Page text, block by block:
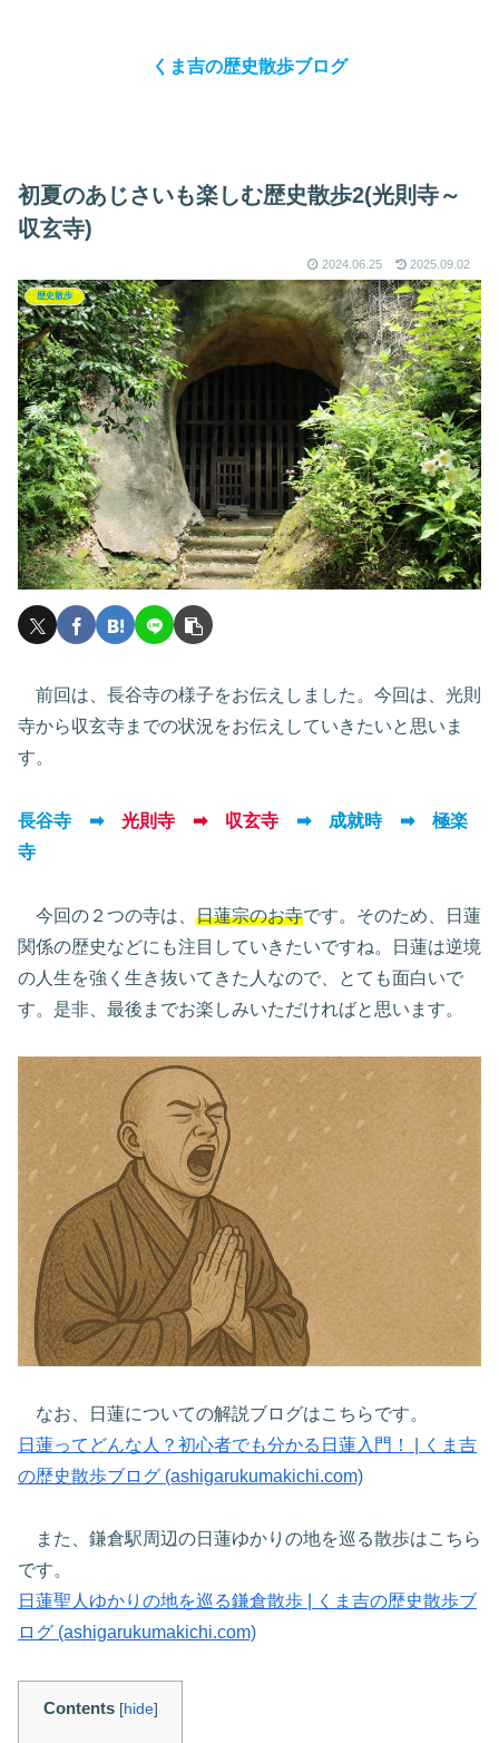
くま吉の歴史散歩ブログ
初夏のあじさいも楽しむ歴史散歩2(光則寺～
収玄寺)
2024.06.25 2025.09.02
歴史散歩
前回は、長谷寺の様子をお伝えしました。今回は、光則
寺から収玄寺までの状況をお伝えしていきたいと思いま
す。
長谷寺 ➡ 光則寺 ➡ 収玄寺 ➡ 成就時 ➡ 極楽
寺
今回の２つの寺は、 日蓮宗のお寺です。そのため、日蓮
関係の歴史などにも注目していきたいですね。日蓮は逆境
の人生を強く生き抜いてきた人なので、とても面白いで
す。是非、最後までお楽しみいただければと思います。
なお、日蓮についての解説ブログはこちらです。
日蓮ってどんな人？初心者でも分かる日蓮入門！ | くま吉
の歴史散歩ブログ (ashigarukumakichi.com)
また、鎌倉駅周辺の日蓮ゆかりの地を巡る散歩はこちら
です。
日蓮聖人ゆかりの地を巡る鎌倉散歩 | くま吉の歴史散歩ブ
ログ (ashigarukumakichi.com)
Contents [hide]